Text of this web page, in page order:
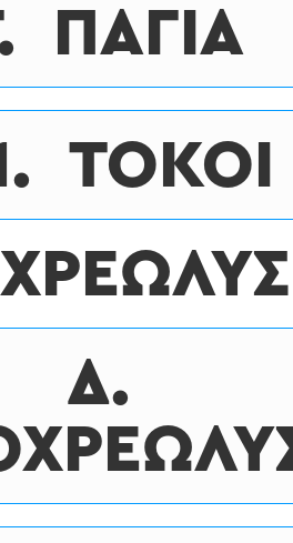
ΠΑΓΙΑ
ΤΟΚΟI
Δ.